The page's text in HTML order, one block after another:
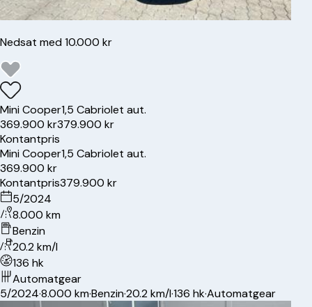
Nedsat med 10.000 kr
MiniCooper1,5 Cabriolet aut.
369.900 kr379.900 kr
Kontantpris
MiniCooper1,5 Cabriolet aut.
369.900 kr
Kontantpris379.900 kr
5/2024
8.000 km
Benzin
20.2 km/l
136 hk
Automatgear
5/2024·8.000 km·Benzin·20.2 km/l·136 hk·Automatgear